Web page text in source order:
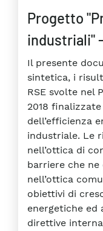
Progetto
industriali"
Il presente
sintetica, i
RSE svolte nel
2018
dell’efficienza
industriale. Le
nell’ottica di
barriere che
nell’ottica
obiettivi di
energetiche ed
direttive